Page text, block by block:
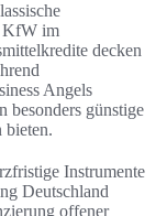
KfW im
decken
Angels
günstige
bieten.
Instrumente
Deutschland
offener